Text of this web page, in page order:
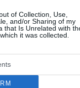
of Collection, Use,
and/or Sharing of my
that Is Unrelated with
it was collected.
για τη σχέση
αντάμωσαν ξανά στη
Eurohoops: